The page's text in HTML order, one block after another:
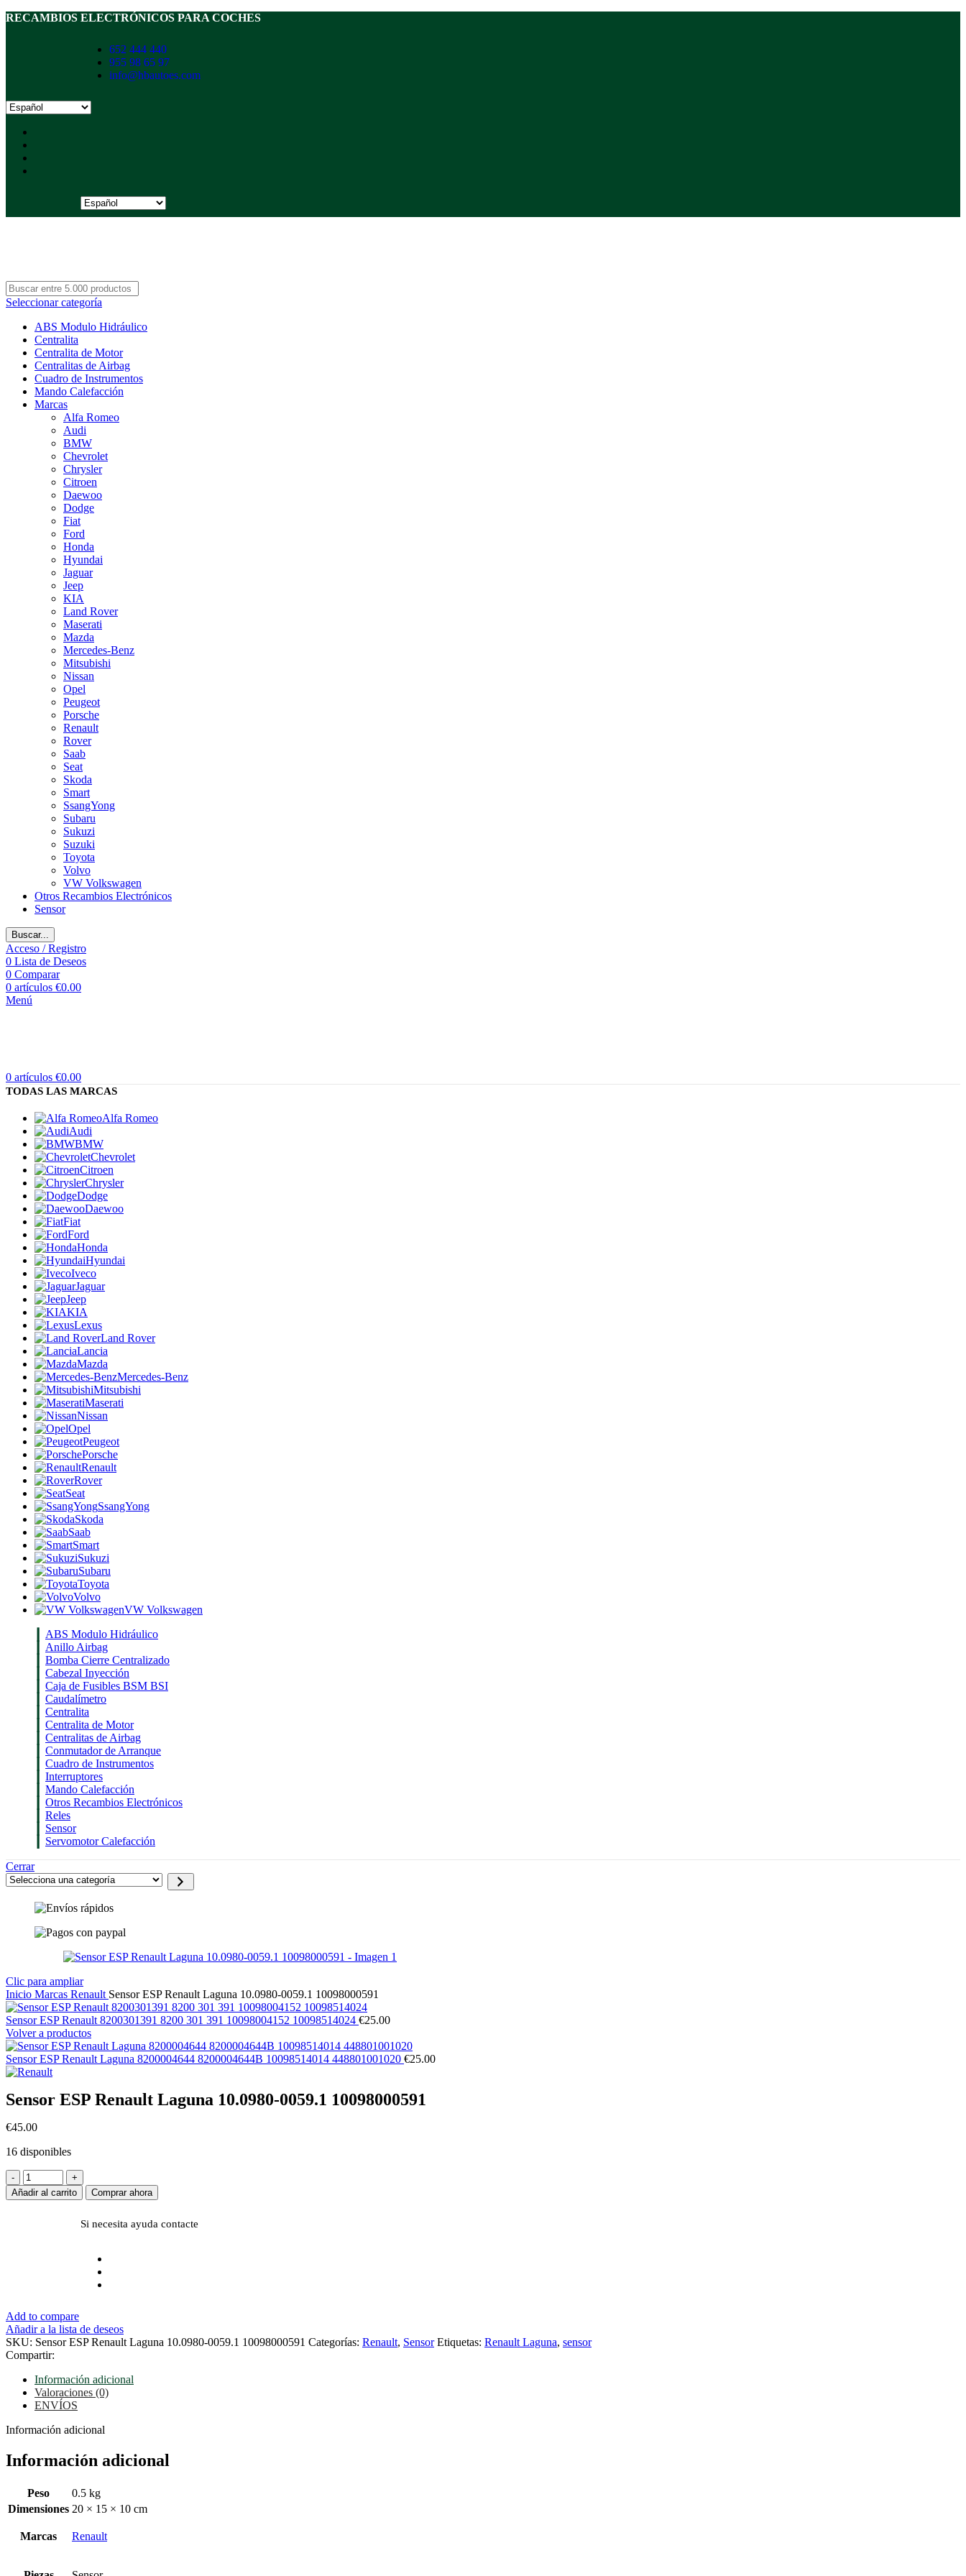
RECAMBIOS ELECTRÓNICOS PARA COCHES
652 444 440
955 98 65 97
info@hbautoes.com
Seleccionar categoría
ABS Modulo Hidráulico
Centralita
Centralita de Motor
Centralitas de Airbag
Cuadro de Instrumentos
Mando Calefacción
Marcas
Alfa Romeo
Audi
BMW
Chevrolet
Chrysler
Citroen
Daewoo
Dodge
Fiat
Ford
Honda
Hyundai
Jaguar
Jeep
KIA
Land Rover
Maserati
Mazda
Mercedes-Benz
Mitsubishi
Nissan
Opel
Peugeot
Porsche
Renault
Rover
Saab
Seat
Skoda
Smart
SsangYong
Subaru
Sukuzi
Suzuki
Toyota
Volvo
VW Volkswagen
Otros Recambios Electrónicos
Sensor
Buscar...
Acceso / Registro
0 Lista de Deseos
0 Comparar
0 artículos €0.00
Menú
0 artículos €0.00
TODAS LAS MARCAS
Alfa Romeo
Audi
BMW
Chevrolet
Citroen
Chrysler
Dodge
Daewoo
Fiat
Ford
Honda
Hyundai
Iveco
Jaguar
Jeep
KIA
Lexus
Land Rover
Lancia
Mazda
Mercedes-Benz
Mitsubishi
Maserati
Nissan
Opel
Peugeot
Porsche
Renault
Rover
Seat
SsangYong
Skoda
Saab
Smart
Sukuzi
Subaru
Toyota
Volvo
VW Volkswagen
ABS Modulo Hidráulico
Anillo Airbag
Bomba Cierre Centralizado
Cabezal Inyección
Caja de Fusibles BSM BSI
Caudalímetro
Centralita
Centralita de Motor
Centralitas de Airbag
Conmutador de Arranque
Cuadro de Instrumentos
Interruptores
Mando Calefacción
Otros Recambios Electrónicos
Reles
Sensor
Servomotor Calefacción
Cerrar
Clic para ampliar
Inicio Marcas Renault Sensor ESP Renault Laguna 10.0980-0059.1 10098000591
Sensor ESP Renault 8200301391 8200 301 391 10098004152 10098514024 €25.00
Volver a productos
Sensor ESP Renault Laguna 8200004644 8200004644B 10098514014 448801001020 €25.00
Sensor ESP Renault Laguna 10.0980-0059.1 10098000591
€45.00
16 disponibles
Añadir al carrito Comprar ahora
Si necesita ayuda contacte
Add to compare
Añadir a la lista de deseos
SKU: Sensor ESP Renault Laguna 10.0980-0059.1 10098000591 Categorías: Renault, Sensor Etiquetas: Renault Laguna, sensor
Compartir:
Información adicional
Valoraciones (0)
ENVÍOS
Información adicional
Información adicional
Peso
0.5 kg
Dimensiones 20 × 15 × 10 cm
Marcas Renault